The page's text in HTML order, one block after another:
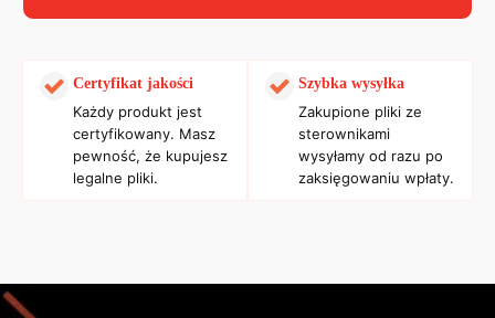
Certyfikat jakości
Każdy produkt jest
certyfikowany. Masz
pewność, że kupujesz
legalne pliki.
Szybka wysyłka
Zakupione pliki ze
sterownikami
wysyłamy od razu po
zaksięgowaniu wpłaty.